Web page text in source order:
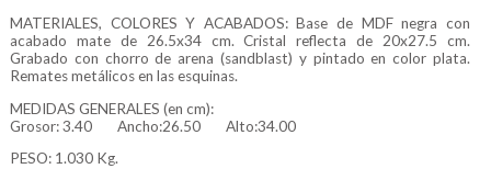
MATERIALES, COLORES Y ACABADOS: Base de MDF negra con
acabado mate de 26.5x34 cm. Cristal reflecta de 20x27.5 cm.
Grabado con chorro de arena (sandblast) y pintado en color plata.
Remates metálicos en las esquinas.
MEDIDAS GENERALES (en cm):
Grosor:3.40 Ancho:26.50
Alto:34.00
PESO: 1.030 Kg.